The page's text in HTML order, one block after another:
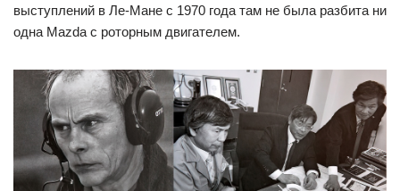
выступлений в Ле-Мане с 1970 года там не была разбита ни
одна Mazda с роторным двигателем.